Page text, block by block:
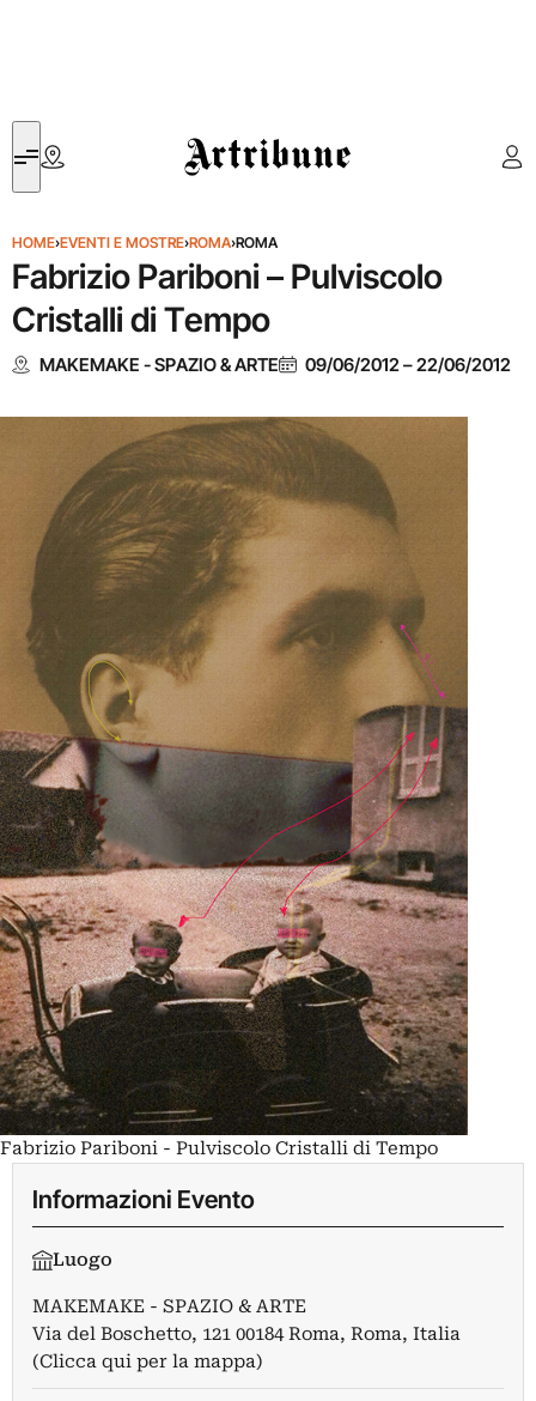
Artribune
HOME›EVENTI E MOSTRE›ROMA›ROMA
Fabrizio Pariboni – Pulviscolo
Cristalli di Tempo
MAKEMAKE - SPAZIO & ARTE 09/06/2012–22/06/2012
Fabrizio Pariboni - Pulviscolo Cristalli di Tempo
Informazioni Evento
Luogo
MAKEMAKE - SPAZIO & ARTE
Via del Boschetto, 121 00184 Roma, Roma, Italia
(Clicca qui per la mappa)